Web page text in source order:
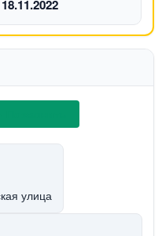
18.11.2022
улица